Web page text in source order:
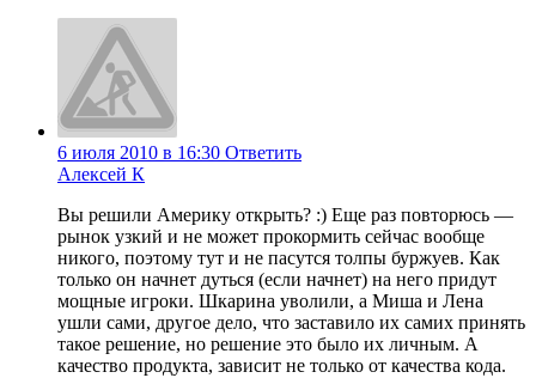
6 июля 2010 в 16:30 Ответить
Алексей К
Вы решили Америку открыть? :) Еще раз повторюсь —
рынок узкий и не может прокормить сейчас вообще
никого, поэтому тут и не пасутся толпы буржуев. Как
только он начнет дуться (если начнет) на него придут
мощные игроки. Шкарина уволили, а Миша и Лена
ушли сами, другое дело, что заставило их самих принять
такое решение, но решение это было их личным. А
качество продукта, зависит не только от качества кода.